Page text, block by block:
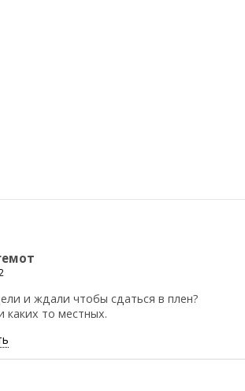
и ждали чтобы сдаться в плен?
каких то местных.